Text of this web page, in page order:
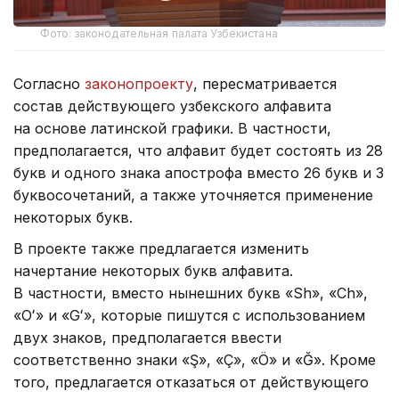
Фото: законодательная палата Узбекистана
Согласно законопроекту, пересматривается
состав действующего узбекского алфавита
на основе латинской графики. В частности,
предполагается, что алфавит будет состоять из 28
букв и одного знака апострофа вместо 26 букв и 3
буквосочетаний, а также уточняется применение
некоторых букв.
В проекте также предлагается изменить
начертание некоторых букв алфавита.
В частности, вместо нынешних букв «Sh», «Ch»,
«Oʻ» и «Gʻ», которые пишутся с использованием
двух знаков, предполагается ввести
соответственно знаки «Ş», «Ç», «Ö» и «Ğ». Кроме
того, предлагается отказаться от действующего